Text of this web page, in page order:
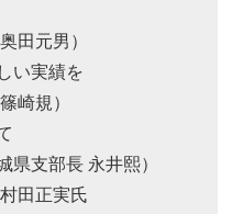
田元男）
い実績を
崎規）
県支部長 永井熙）
田正実氏